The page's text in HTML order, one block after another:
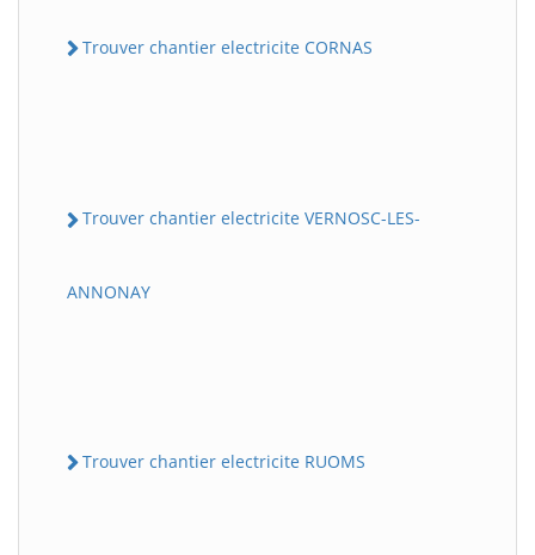
Trouver chantier electricite CORNAS
Trouver chantier electricite VERNOSC-LES-
ANNONAY
Trouver chantier electricite RUOMS